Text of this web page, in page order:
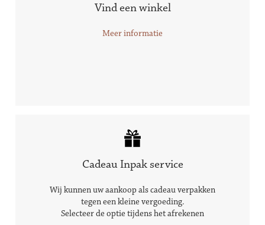
Vind een winkel
Meer informatie
Cadeau Inpak service
Wij kunnen uw aankoop als cadeau verpakken
tegen een kleine vergoeding.
Selecteer de optie tijdens het afrekenen